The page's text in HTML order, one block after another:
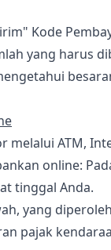
Kode
yang harus
ATM,
online:
tinggal Anda.
yang
pajak